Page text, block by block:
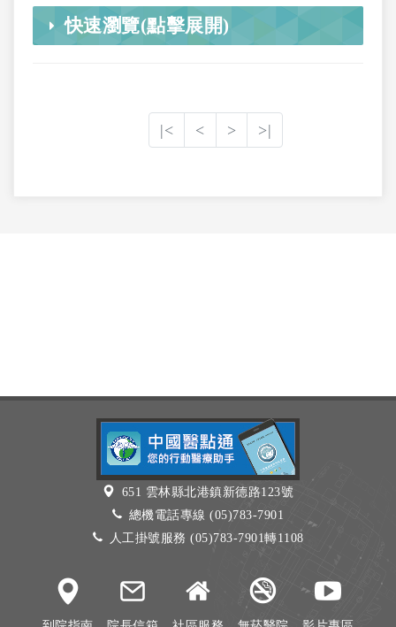
快速瀏覽(點擊展開)
|< < > >|
651 雲林縣北港鎮新德路123號
總機電話專線 (05)783-7901
人工掛號服務 (05)783-7901轉1108